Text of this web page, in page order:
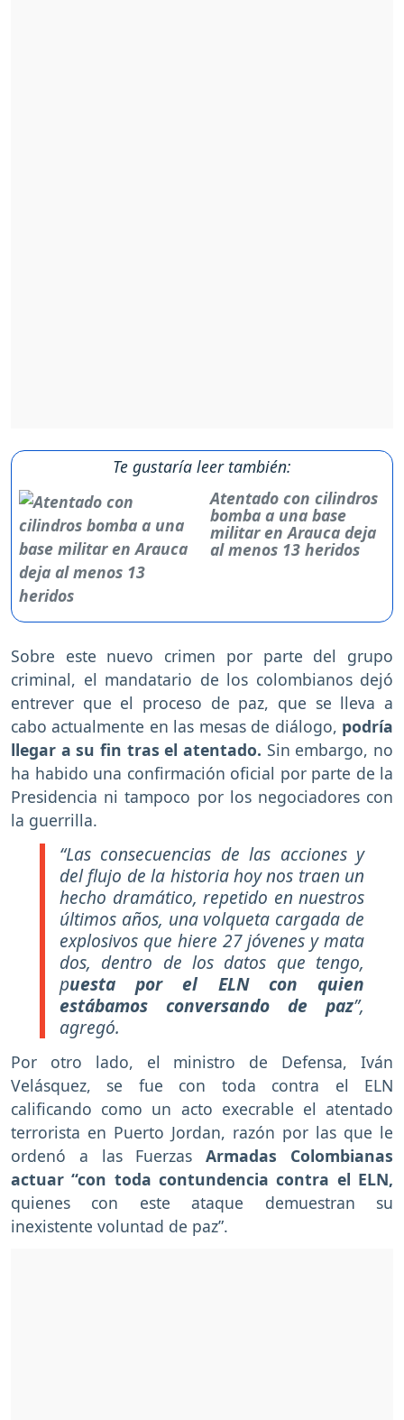
Te gustaría leer también:
Atentado con cilindros
bomba a una base
militar en Arauca deja
al menos 13 heridos
Sobre este nuevo crimen por parte del grupo
criminal, el mandatario de los colombianos dejó
entrever que el proceso de paz, que se lleva a
cabo actualmente en las mesas de diálogo, podría
llegar a su fin tras el atentado. Sin embargo, no
ha habido una confirmación oficial por parte de la
Presidencia ni tampoco por los negociadores con
la guerrilla.
“Las consecuencias de las acciones y
del flujo de la historia hoy nos traen un
hecho dramático, repetido en nuestros
últimos años, una volqueta cargada de
explosivos que hiere 27 jóvenes y mata
dos, dentro de los datos que tengo,
puesta por el ELN con quien
estábamos conversando de paz”,
agregó.
Por otro lado, el ministro de Defensa, Iván
Velásquez, se fue con toda contra el ELN
calificando como un acto execrable el atentado
terrorista en Puerto Jordan, razón por las que le
ordenó a las FuerzasArmadas Colombianas
actuar “con toda contundencia contra el ELN,
quienes con este ataque demuestran su
inexistente voluntad de paz”.